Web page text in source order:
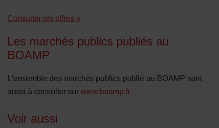
Consulter les offres »
Les marchés publics publiés au
BOAMP
L'ensemble des marchés publics publié au BOAMP sont
aussi à consulter sur www.boamp.fr
Voir aussi